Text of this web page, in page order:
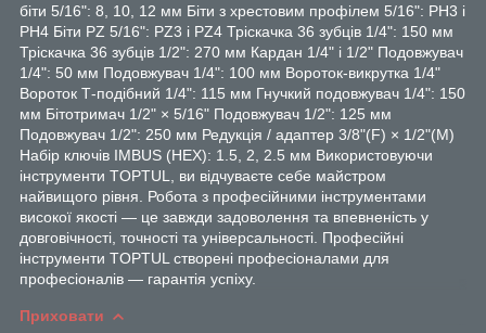
біти 5/16": 8, 10, 12 мм Біти з хрестовим профілем 5/16": PH3 і
PH4 Біти PZ 5/16": PZ3 і PZ4 Тріскачка 36 зубців 1/4": 150 мм
Тріскачка 36 зубців 1/2": 270 мм Кардан 1/4" і 1/2" Подовжувач
1/4": 50 мм Подовжувач 1/4": 100 мм Вороток-викрутка 1/4"
Вороток Т-подібний 1/4": 115 мм Гнучкий подовжувач 1/4": 150
мм Бітотримач 1/2" × 5/16" Подовжувач 1/2": 125 мм
Подовжувач 1/2": 250 мм Редукція / адаптер 3/8"(F) × 1/2"(M)
Набір ключів IMBUS (HEX): 1.5, 2, 2.5 мм Використовуючи
інструменти TOPTUL, ви відчуваєте себе майстром
найвищого рівня. Робота з професійними інструментами
високої якості — це завжди задоволення та впевненість у
довговічності, точності та універсальності. Професійні
інструменти TOPTUL створені професіоналами для
професіоналів — гарантія успіху.
Приховати